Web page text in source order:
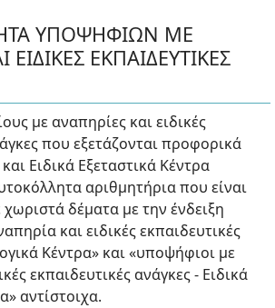
ΥΠΟΨΗΦΙΩΝ ΜΕ
ΕΚΠΑΙΔΕΥΤΙΚΕΣ
με αναπηρίες και ειδικές
που εξετάζονται προφορικά
Ειδικά Εξεταστικά Κέντρα
αριθμητήρια που είναι
δέματα με την ένδειξη
και ειδικές εκπαιδευτικές
Κέντρα» και «υποψήφιοι με
εκπαιδευτικές ανάγκες - Ειδικά
αντίστοιχα.